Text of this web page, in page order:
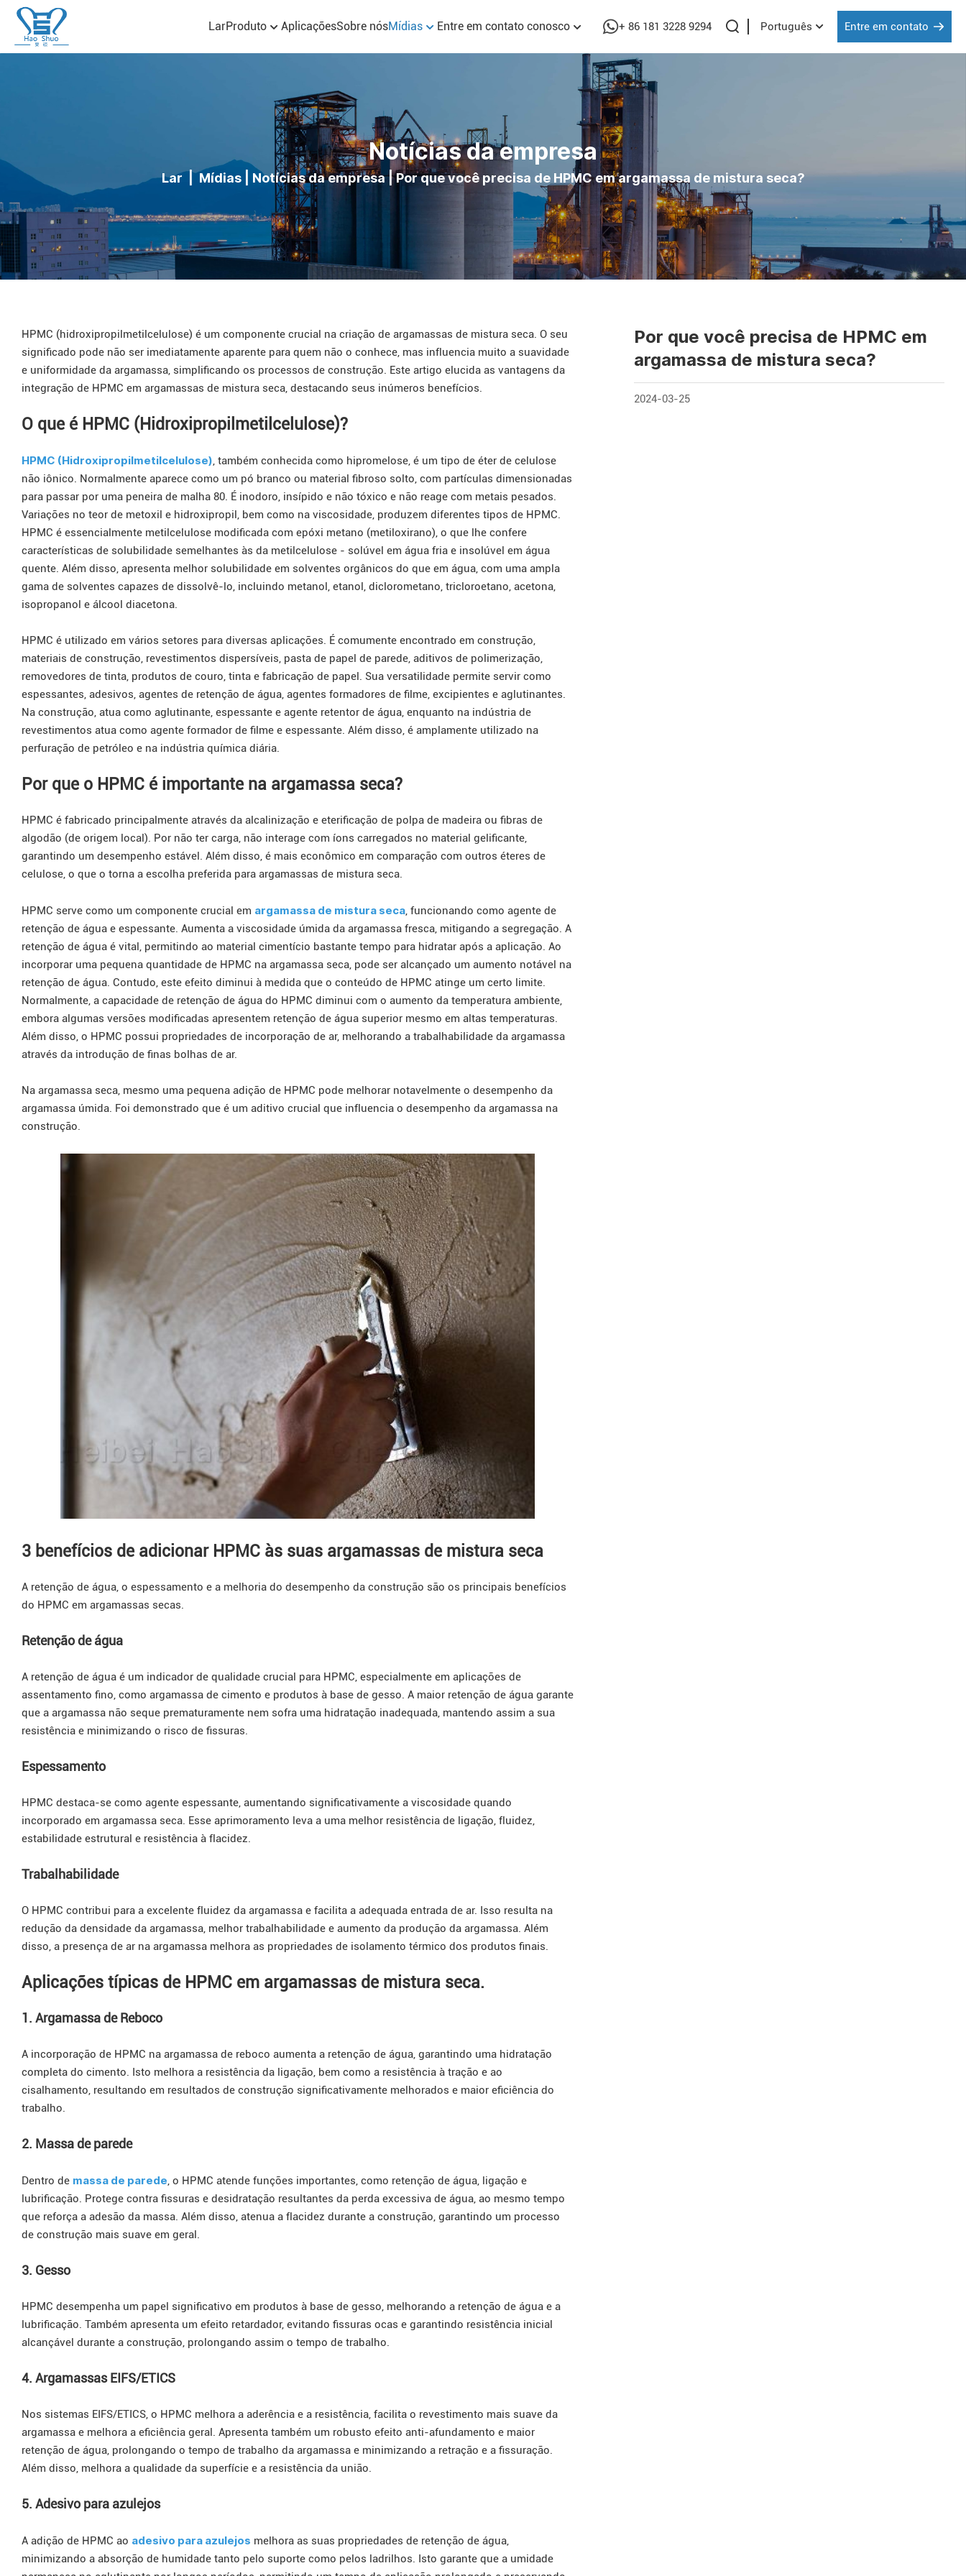
LarProduto AplicaçõesSobre nósMídias Entre em contato conosco + 86 181 3228 9294 Português Entre em contato
Notícias da empresa
Lar|Mídias| Notícias da empresa|Por que você precisa de HPMC em argamassa de mistura seca?
HPMC (hidroxipropilmetilcelulose) é um componente crucial na criação de argamassas de mistura seca. O seu
significado pode não ser imediatamente aparente para quem não o conhece, mas influencia muito a suavidade
e uniformidade da argamassa, simplificando os processos de construção. Este artigo elucida as vantagens da
integração de HPMC em argamassas de mistura seca, destacando seus inúmeros benefícios.
O que é HPMC (Hidroxipropilmetilcelulose)?
HPMC (Hidroxipropilmetilcelulose), também conhecida como hipromelose, é um tipo de éter de celulose
não iônico. Normalmente aparece como um pó branco ou material fibroso solto, com partículas dimensionadas
para passar por uma peneira de malha 80. É inodoro, insípido e não tóxico e não reage com metais pesados.
Variações no teor de metoxil e hidroxipropil, bem como na viscosidade, produzem diferentes tipos de HPMC.
HPMC é essencialmente metilcelulose modificada com epóxi metano (metiloxirano), o que lhe confere
características de solubilidade semelhantes às da metilcelulose - solúvel em água fria e insolúvel em água
quente. Além disso, apresenta melhor solubilidade em solventes orgânicos do que em água, com uma ampla
gama de solventes capazes de dissolvê-lo, incluindo metanol, etanol, diclorometano, tricloroetano, acetona,
isopropanol e álcool diacetona.
HPMC é utilizado em vários setores para diversas aplicações. É comumente encontrado em construção,
materiais de construção, revestimentos dispersíveis, pasta de papel de parede, aditivos de polimerização,
removedores de tinta, produtos de couro, tinta e fabricação de papel. Sua versatilidade permite servir como
espessantes, adesivos, agentes de retenção de água, agentes formadores de filme, excipientes e aglutinantes.
Na construção, atua como aglutinante, espessante e agente retentor de água, enquanto na indústria de
revestimentos atua como agente formador de filme e espessante. Além disso, é amplamente utilizado na
perfuração de petróleo e na indústria química diária.
Por que o HPMC é importante na argamassa seca?
HPMC é fabricado principalmente através da alcalinização e eterificação de polpa de madeira ou fibras de
algodão (de origem local). Por não ter carga, não interage com íons carregados no material gelificante,
garantindo um desempenho estável. Além disso, é mais econômico em comparação com outros éteres de
celulose, o que o torna a escolha preferida para argamassas de mistura seca.
HPMC serve como um componente crucial em argamassa de mistura seca, funcionando como agente de
retenção de água e espessante. Aumenta a viscosidade úmida da argamassa fresca, mitigando a segregação. A
retenção de água é vital, permitindo ao material cimentício bastante tempo para hidratar após a aplicação. Ao
incorporar uma pequena quantidade de HPMC na argamassa seca, pode ser alcançado um aumento notável na
retenção de água. Contudo, este efeito diminui à medida que o conteúdo de HPMC atinge um certo limite.
Normalmente, a capacidade de retenção de água do HPMC diminui com o aumento da temperatura ambiente,
embora algumas versões modificadas apresentem retenção de água superior mesmo em altas temperaturas.
Além disso, o HPMC possui propriedades de incorporação de ar, melhorando a trabalhabilidade da argamassa
através da introdução de finas bolhas de ar.
Na argamassa seca, mesmo uma pequena adição de HPMC pode melhorar notavelmente o desempenho da
argamassa úmida. Foi demonstrado que é um aditivo crucial que influencia o desempenho da argamassa na
construção.
3 benefícios de adicionar HPMC às suas argamassas de mistura seca
A retenção de água, o espessamento e a melhoria do desempenho da construção são os principais benefícios
do HPMC em argamassas secas.
Retenção de água
A retenção de água é um indicador de qualidade crucial para HPMC, especialmente em aplicações de
assentamento fino, como argamassa de cimento e produtos à base de gesso. A maior retenção de água garante
que a argamassa não seque prematuramente nem sofra uma hidratação inadequada, mantendo assim a sua
resistência e minimizando o risco de fissuras.
Espessamento
HPMC destaca-se como agente espessante, aumentando significativamente a viscosidade quando
incorporado em argamassa seca. Esse aprimoramento leva a uma melhor resistência de ligação, fluidez,
estabilidade estrutural e resistência à flacidez.
Trabalhabilidade
O HPMC contribui para a excelente fluidez da argamassa e facilita a adequada entrada de ar. Isso resulta na
redução da densidade da argamassa, melhor trabalhabilidade e aumento da produção da argamassa. Além
disso, a presença de ar na argamassa melhora as propriedades de isolamento térmico dos produtos finais.
Aplicações típicas de HPMC em argamassas de mistura seca.
1. Argamassa de Reboco
A incorporação de HPMC na argamassa de reboco aumenta a retenção de água, garantindo uma hidratação
completa do cimento. Isto melhora a resistência da ligação, bem como a resistência à tração e ao
cisalhamento, resultando em resultados de construção significativamente melhorados e maior eficiência do
trabalho.
2. Massa de parede
Dentro de massa de parede, o HPMC atende funções importantes, como retenção de água, ligação e
lubrificação. Protege contra fissuras e desidratação resultantes da perda excessiva de água, ao mesmo tempo
que reforça a adesão da massa. Além disso, atenua a flacidez durante a construção, garantindo um processo
de construção mais suave em geral.
3. Gesso
HPMC desempenha um papel significativo em produtos à base de gesso, melhorando a retenção de água e a
lubrificação. Também apresenta um efeito retardador, evitando fissuras ocas e garantindo resistência inicial
alcançável durante a construção, prolongando assim o tempo de trabalho.
4. Argamassas EIFS/ETICS
Nos sistemas EIFS/ETICS, o HPMC melhora a aderência e a resistência, facilita o revestimento mais suave da
argamassa e melhora a eficiência geral. Apresenta também um robusto efeito anti-afundamento e maior
retenção de água, prolongando o tempo de trabalho da argamassa e minimizando a retração e a fissuração.
Além disso, melhora a qualidade da superfície e a resistência da união.
5. Adesivo para azulejos
A adição de HPMC ao adesivo para azulejos melhora as suas propriedades de retenção de água,
minimizando a absorção de humidade tanto pelo suporte como pelos ladrilhos. Isto garante que a umidade
Por que você precisa de HPMC em
argamassa de mistura seca?
2024-03-25